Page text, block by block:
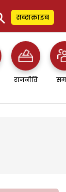
सब्सक्राइब
राजनीति